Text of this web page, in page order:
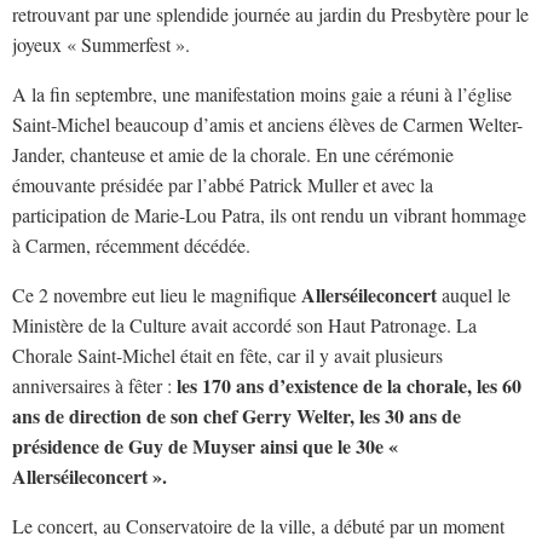
retrouvant par une splendide journée au jardin du Presbytère pour le
joyeux « Summerfest ».
A la fin septembre, une manifestation moins gaie a réuni à l’église
Saint-Michel beaucoup d’amis et anciens élèves de Carmen Welter-
Jander, chanteuse et amie de la chorale. En une cérémonie
émouvante présidée par l’abbé Patrick Muller et avec la
participation de Marie-Lou Patra, ils ont rendu un vibrant hommage
à Carmen, récemment décédée.
Ce 2 novembre eut lieu le magnifiqueAllerséileconcertauquel le
Ministère de la Culture avait accordé son Haut Patronage. La
Chorale Saint-Michel était en fête, car il y avait plusieurs
anniversaires à fêter : les 170 ans d’existence de la chorale, les 60
ans de direction de son chef Gerry Welter, les 30 ans de
présidence de Guy de Muyser ainsi que le 30e «
Allerséileconcert ».
Le concert, au Conservatoire de la ville, a débuté par un moment